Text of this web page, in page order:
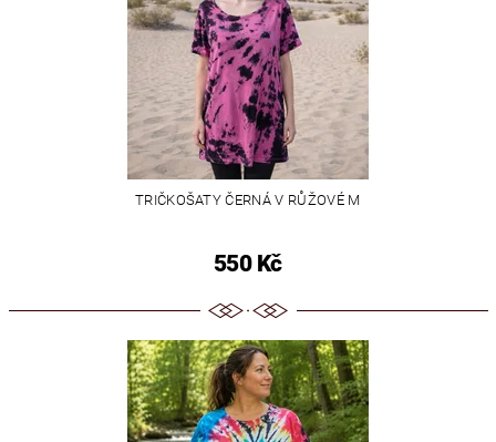
TRIČKOŠATY ČERNÁ V RŮŽOVÉ M
550 Kč